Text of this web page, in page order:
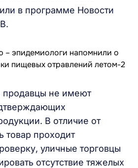
в программе Новости
продавцы не имеют
В отличие от
товар проходит
уличные торговцы
отсутствие тяжелых